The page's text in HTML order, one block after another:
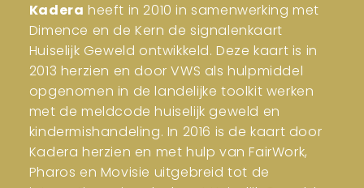
Kadera heeft in 2010 in samenwerking met
Dimence en de Kern de signalenkaart
Huiselijk Geweld ontwikkeld. Deze kaart is in
2013 herzien en door VWS als hulpmiddel
opgenomen in de landelijke toolkit werken
met de meldcode huiselijk geweld en
kindermishandeling. In 2016 is de kaart door
Kadera herzien en met hulp van FairWork,
Pharos en Movisie uitgebreid tot de